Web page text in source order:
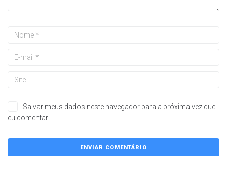
Salvar meus dados neste navegador para a próxima vez que
eu comentar.